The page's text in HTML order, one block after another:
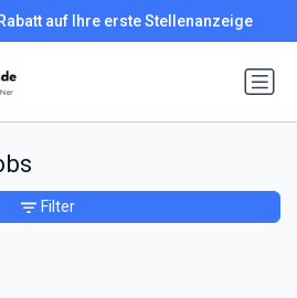
auf Ihre erste Stellenanzeige
Filter